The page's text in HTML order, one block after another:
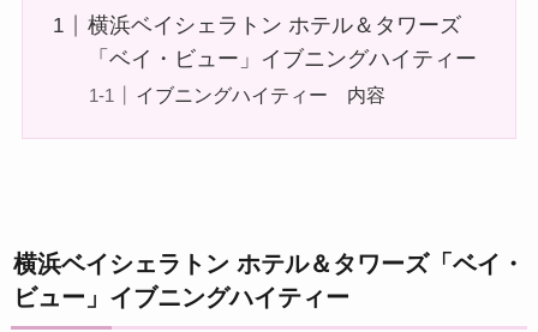
横浜ベイシェラトン ホテル＆タワーズ
「ベイ・ビュー」イブニングハイティー
イブニングハイティー 内容
横浜ベイシェラトン ホテル＆タワーズ「ベイ・
ビュー」イブニングハイティー